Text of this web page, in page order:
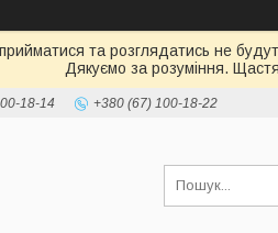
та розглядатись не
Дякуємо за розуміння.
18-14 +380 (67) 100-18-22